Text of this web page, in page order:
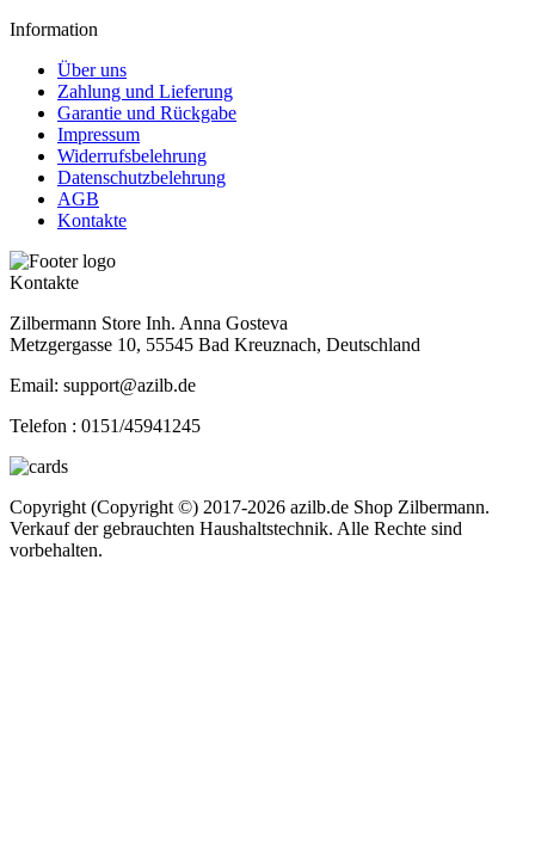
Information
Über uns
Zahlung und Lieferung
Garantie und Rückgabe
Impressum
Widerrufsbelehrung
Datenschutzbelehrung
AGB
Kontakte
Kontakte
Zilbermann Store Inh. Anna Gosteva
Metzgergasse 10, 55545 Bad Kreuznach, Deutschland
Email: support@azilb.de
Telefon : 0151/45941245
Copyright (Copyright ©) 2017-2026 azilb.de Shop Zilbermann.
Verkauf der gebrauchten Haushaltstechnik. Alle Rechte sind
vorbehalten.